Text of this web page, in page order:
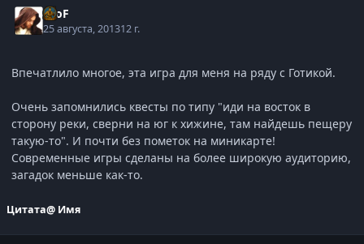
ProF
25 августа, 201312 г.
Впечатлило многое, эта игра для меня на ряду с Готикой.
Очень запомнились квесты по типу "иди на восток в
сторону реки, сверни на юг к хижине, там найдешь пещеру
такую-то". И почти без пометок на миникарте!
Современные игры сделаны на более широкую аудиторию,
загадок меньше как-то.
Цитата@ Имя